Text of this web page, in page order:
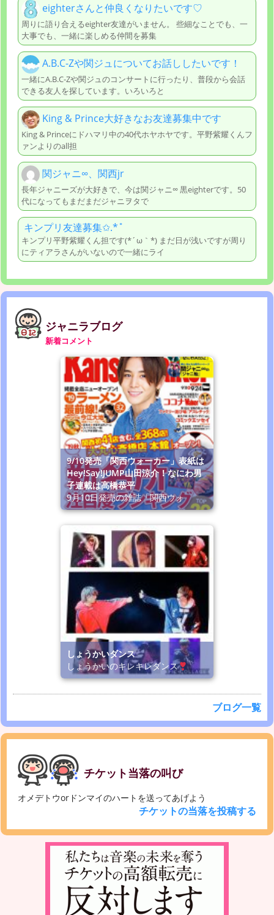
eighterさんと仲良くなりたいです♡
周りに語り合えるeighter友達がいません。 些細なことでも、一
大事でも、一緒に楽しめる仲間を募集
A.B.C-Zや関ジュについてお話ししたいです！
一緒にA.B.C-Zや関ジュのコンサートに行ったり、普段から会話
できる友人を探しています。いろいろと
King & Prince大好きなお友達募集中です
King & Princeにドハマリ中の40代ホヤホヤです。平野紫耀くんフ
ァンよりのall担
関ジャニ∞、関西jr
長年ジャニーズが大好きで、今は関ジャニ∞ 黒eighterです。50
代になってもまだまだジャニヲタで
キンプリ友達募集✩.*˚
キンプリ平野紫耀くん担です(*´ω｀*) まだ日が浅いですが周り
にティアラさんがいないので一緒にライ
ジャニラブログ
新着コメント
9/10発売「関西ウォーカー」表紙は
Hey!Say!JUMP山田涼介！なにわ男
子連載は高橋恭平
9月10日発売の雑誌「関西ウォ
しょうかいダンス
しょうかいのキレキレダンス
ブログ一覧
チケット当落の叫び
オメデトウorドンマイのハートを送ってあげよう
チケットの当落を投稿する